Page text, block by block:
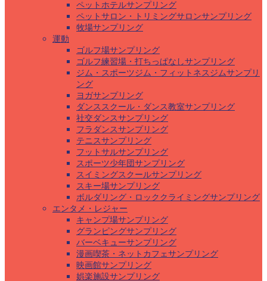
ペットホテルサンプリング
ペットサロン・トリミングサロンサンプリング
牧場サンプリング
運動
ゴルフ場サンプリング
ゴルフ練習場・打ちっぱなしサンプリング
ジム・スポーツジム・フィットネスジムサンプリ
ング
ヨガサンプリング
ダンススクール・ダンス教室サンプリング
社交ダンスサンプリング
フラダンスサンプリング
テニスサンプリング
フットサルサンプリング
スポーツ少年団サンプリング
スイミングスクールサンプリング
スキー場サンプリング
ボルダリング・ロッククライミングサンプリング
エンタメ・レジャー
キャンプ場サンプリング
グランピングサンプリング
バーベキューサンプリング
漫画喫茶・ネットカフェサンプリング
映画館サンプリング
娯楽施設サンプリング